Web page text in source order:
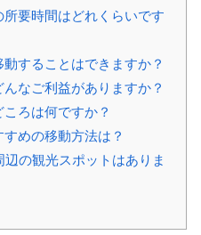
要時間はどれくらいです
することはできますか？
なご利益がありますか？
ろは何ですか？
めの移動方法は？
の観光スポットはありま